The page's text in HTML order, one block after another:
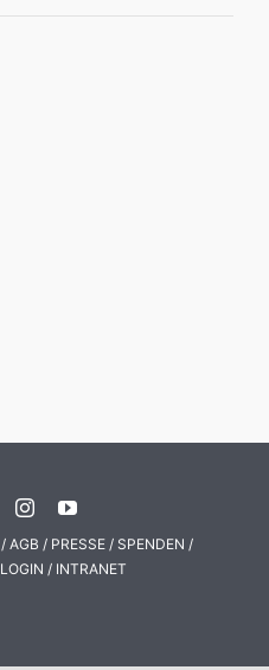
/ AGB / PRESSE / SPENDEN /
LOGIN / INTRANET